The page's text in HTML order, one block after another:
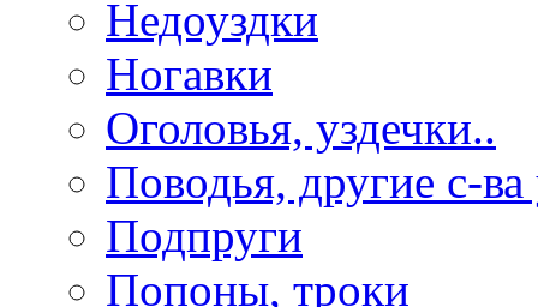
Недоуздки
Ногавки
Оголовья, уздечки..
Поводья, другие с-
Подпруги
Попоны, троки